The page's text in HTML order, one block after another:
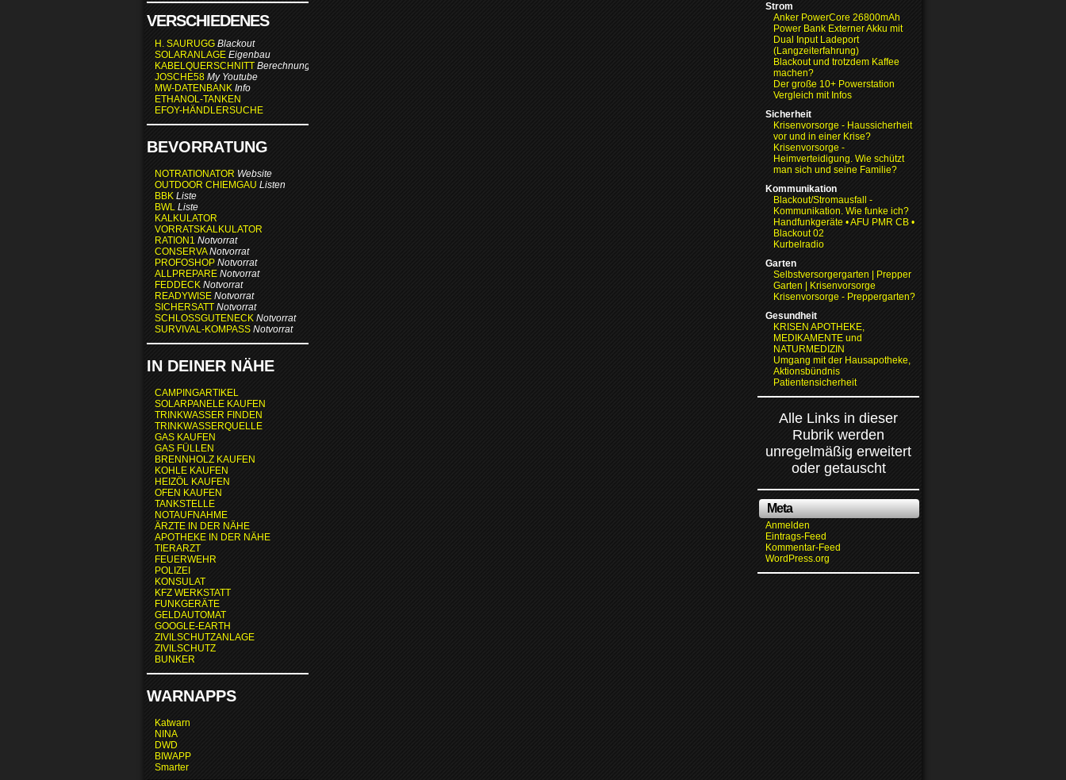
VERSCHIEDENES
H. SAURUGG Blackout
SOLARANLAGE Eigenbau
KABELQUERSCHNITT Berechnung
JOSCHE58 My Youtube
MW-DATENBANK Info
ETHANOL-TANKEN
EFOY-HÄNDLERSUCHE
BEVORRATUNG
NOTRATIONATOR Website
OUTDOOR CHIEMGAU Listen
BBK Liste
BWL Liste
KALKULATOR
VORRATSKALKULATOR
RATION1 Notvorrat
CONSERVA Notvorrat
PROFOSHOP Notvorrat
ALLPREPARE Notvorrat
FEDDECK Notvorrat
READYWISE Notvorrat
SICHERSATT Notvorrat
SCHLOSSGUTENECK Notvorrat
SURVIVAL-KOMPASS Notvorrat
IN DEINER NÄHE
CAMPINGARTIKEL
SOLARPANELE KAUFEN
TRINKWASSER FINDEN
TRINKWASSERQUELLE
GAS KAUFEN
GAS FÜLLEN
BRENNHOLZ KAUFEN
KOHLE KAUFEN
HEIZÖL KAUFEN
OFEN KAUFEN
TANKSTELLE
NOTAUFNAHME
ÄRZTE IN DER NÄHE
APOTHEKE IN DER NÄHE
TIERARZT
FEUERWEHR
POLIZEI
KONSULAT
KFZ WERKSTATT
FUNKGERÄTE
GELDAUTOMAT
GOOGLE-EARTH
ZIVILSCHUTZANLAGE
ZIVILSCHUTZ
BUNKER
WARNAPPS
Katwarn
NINA
DWD
BIWAPP
Smarter
Strom
Anker PowerCore 26800mAh
Power Bank Externer Akku mit
Dual Input Ladeport
(Langzeiterfahrung)
Blackout und trotzdem Kaffee
machen?
Der große 10+ Powerstation
Vergleich mit Infos
Sicherheit
Krisenvorsorge - Haussicherheit
vor und in einer Krise?
Krisenvorsorge -
Heimverteidigung. Wie schützt
man sich und seine Familie?
Kommunikation
Blackout/Stromausfall -
Kommunikation. Wie funke ich?
Handfunkgeräte • AFU PMR CB •
Blackout 02
Kurbelradio
Garten
Selbstversorgergarten | Prepper
Garten | Krisenvorsorge
Krisenvorsorge - Preppergarten?
Gesundheit
KRISEN APOTHEKE,
MEDIKAMENTE und
NATURMEDIZIN
Umgang mit der Hausapotheke,
Aktionsbündnis
Patientensicherheit
Alle Links in dieser
Rubrik werden
unregelmäßig erweitert
oder getauscht
Meta
Anmelden
Eintrags-Feed
Kommentar-Feed
WordPress.org